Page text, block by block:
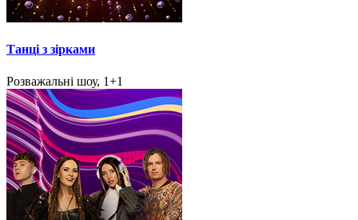
Танці з зірками
Розважальні шоу, 1+1